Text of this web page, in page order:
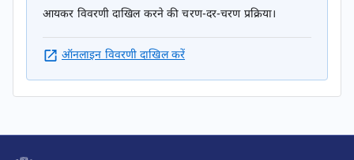
आयकर विवरणी दाखिल करने की चरण-दर-चरण प्रक्रिया।
ऑनलाइन विवरणी दाखिल करें